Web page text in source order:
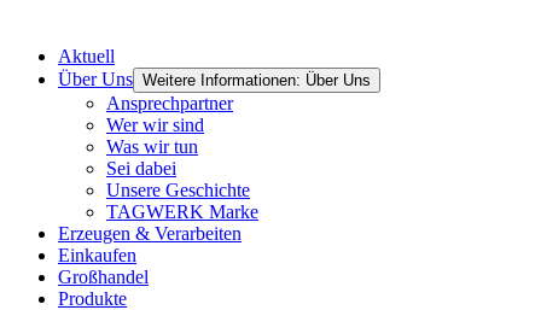
Aktuell
Über Uns Weitere Informationen: Über Uns
Ansprechpartner
Wer wir sind
Was wir tun
Sei dabei
Unsere Geschichte
TAGWERK Marke
Erzeugen & Verarbeiten
Einkaufen
Großhandel
Produkte